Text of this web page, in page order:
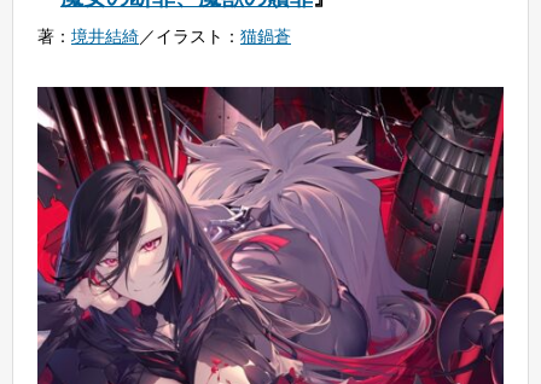
著： 境井結綺／イラスト： 猫鍋蒼